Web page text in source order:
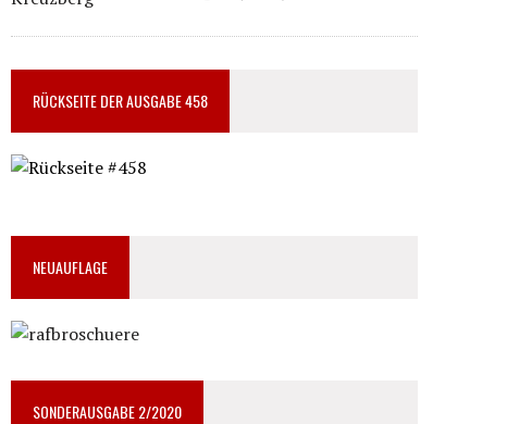
RÜCKSEITE DER AUSGABE 458
NEUAUFLAGE
SONDERAUSGABE 2/2020